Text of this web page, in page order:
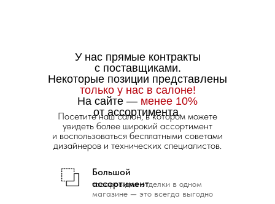
товаров для отделки в одном
магазине — это всегда выгодно
Большой
ассортимент
У нас прямые контракты
с поставщиками.
Некоторые позиции представлены
только у нас в салоне!
На сайте — менее 10%
от ассортимента.
Посетите наш салон, в котором можете
увидеть более широкий ассортимент
и воспользоваться бесплатными советами
дизайнеров и технических специалистов.